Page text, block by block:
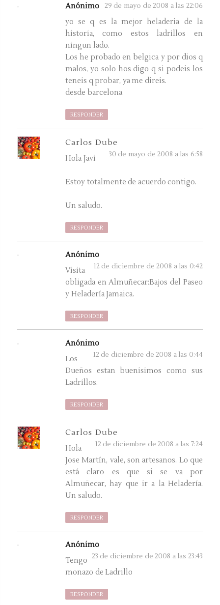
Anónimo 29 de mayo de 2008 a las 22:06
yo se q es la mejor heladeria de la
historia, como estos ladrillos en
ningun lado.
Los he probado en belgica y por dios q
malos, yo solo hos digo q si podeis los
teneis q probar, ya me direis.
desde barcelona
RESPONDER
Carlos Dube
30 de mayo de 2008 a las 6:58
Hola Javi
Estoy totalmente de acuerdo contigo.
Un saludo.
RESPONDER
Anónimo
12 de diciembre de 2008 a las 0:42
Visita
obligada en Almuñecar:Bajos del Paseo
y Heladería Jamaica.
RESPONDER
Anónimo
12 de diciembre de 2008 a las 0:44
Los
Dueños estan buenisimos como sus
Ladrillos.
RESPONDER
Carlos Dube
12 de diciembre de 2008 a las 7:24
Hola
Jose Martín, vale, son artesanos. Lo que
está claro es que si se va por
Almuñecar, hay que ir a la Heladería.
Un saludo.
RESPONDER
Anónimo
23 de diciembre de 2008 a las 23:43
Tengo
monazo de Ladrillo
RESPONDER